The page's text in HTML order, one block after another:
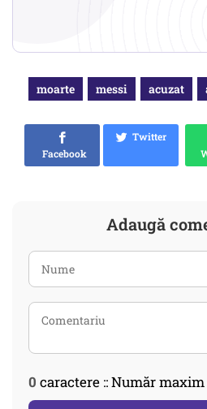
moarte messi acuzat
Facebook
Twitter
Adaugă
0 caractere :: Număr